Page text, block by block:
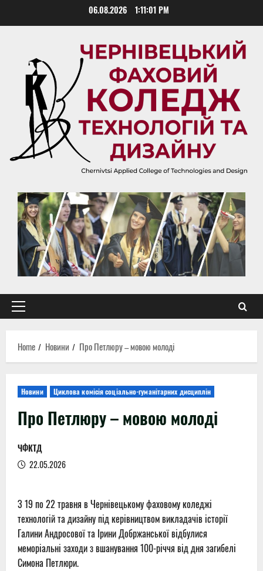
06.08.2026 1:11:01 PM
Primary
Home
Новини Про Петлюру – мовою молоді
Новини Циклова комісія соціально-гуманітарних дисциплін
Про Петлюру – мовою молоді
ЧФКТД
22.05.2026
З 19 по 22 травня в Чернівецькому фаховому коледжі
технологій та дизайну під керівництвом викладачів історії
Галини Андросової та Ірини Добржанської відбулися
меморіальні заходи з вшанування 100-річчя від дня загибелі
Симона Петлюри.